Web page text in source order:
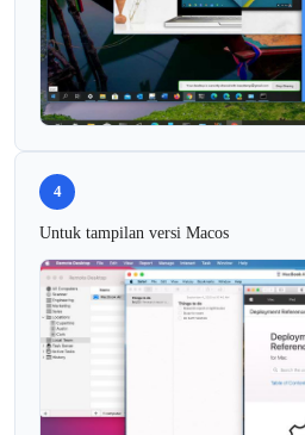
4
Untuk tampilan versi Macos